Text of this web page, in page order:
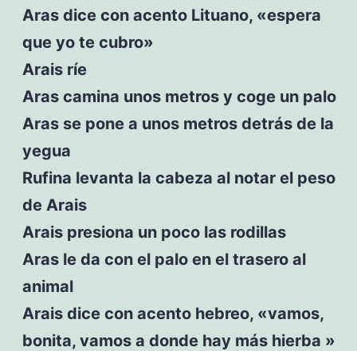
Aras dice con acento Lituano, «espera
que yo te cubro»
Arais ríe
Aras camina unos metros y coge un palo
Aras se pone a unos metros detrás de la
yegua
Rufina levanta la cabeza al notar el peso
de Arais
Arais presiona un poco las rodillas
Aras le da con el palo en el trasero al
animal
Arais dice con acento hebreo, «vamos,
bonita, vamos a donde hay más hierba »